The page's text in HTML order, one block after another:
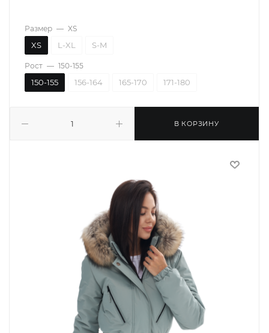
В КОРЗИНУ
Размер — XS
XS L-XL S-M
Рост — 150-155
150-155 156-164 165-170 171-180